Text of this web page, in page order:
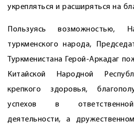
укрепляться и расширяться на
Пользуясь возможностью,
туркменского народа,
Туркменистана Герой-Аркадаг
Китайской Народной
крепкого здоровья,
успехов в ответственной
деятельности, а